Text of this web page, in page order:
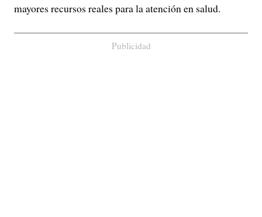
mayores recursos reales para la atención en salud.
Publicidad